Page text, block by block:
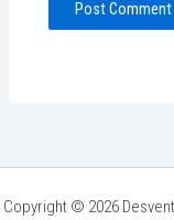
Copyright © 2026